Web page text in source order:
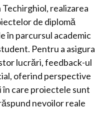
realizarea
de diplomă
în parcursul academic
Pentru a asigura
lucrări, feedback-ul
oferind perspective
în care proiectele sunt
nevoilor reale